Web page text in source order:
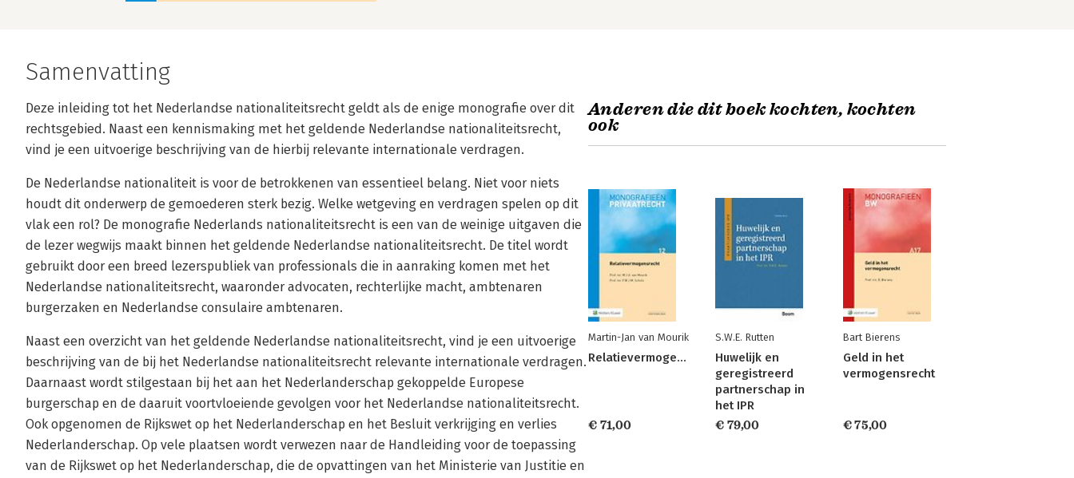
Samenvatting
Deze inleiding tot het Nederlandse nationaliteitsrecht geldt als de enige monografie over dit
rechtsgebied. Naast een kennismaking met het geldende Nederlandse nationaliteitsrecht,
vind je een uitvoerige beschrijving van de hierbij relevante internationale verdragen.
De Nederlandse nationaliteit is voor de betrokkenen van essentieel belang. Niet voor niets
houdt dit onderwerp de gemoederen sterk bezig. Welke wetgeving en verdragen spelen op dit
vlak een rol? De monografie Nederlands nationaliteitsrecht is een van de weinige uitgaven die
de lezer wegwijs maakt binnen het geldende Nederlandse nationaliteitsrecht. De titel wordt
gebruikt door een breed lezerspubliek van professionals die in aanraking komen met het
Nederlandse nationaliteitsrecht, waaronder advocaten, rechterlijke macht, ambtenaren
burgerzaken en Nederlandse consulaire ambtenaren.
Naast een overzicht van het geldende Nederlandse nationaliteitsrecht, vind je een uitvoerige
beschrijving van de bij het Nederlandse nationaliteitsrecht relevante internationale verdragen.
Daarnaast wordt stilgestaan bij het aan het Nederlanderschap gekoppelde Europese
burgerschap en de daaruit voortvloeiende gevolgen voor het Nederlandse nationaliteitsrecht.
Ook opgenomen de Rijkswet op het Nederlanderschap en het Besluit verkrijging en verlies
Nederlanderschap. Op vele plaatsen wordt verwezen naar de Handleiding voor de toepassing
van de Rijkswet op het Nederlanderschap, die de opvattingen van het Ministerie van Justitie en
Anderen die dit boek kochten, kochten
ook
Martin-Jan van Mourik
Relatievermogensrecht
€ 71,00
S.W.E. Rutten
Huwelijk en
geregistreerd
partnerschap in
het IPR
€ 79,00
Bart Bierens
Geld in het
vermogensrecht
€ 75,00